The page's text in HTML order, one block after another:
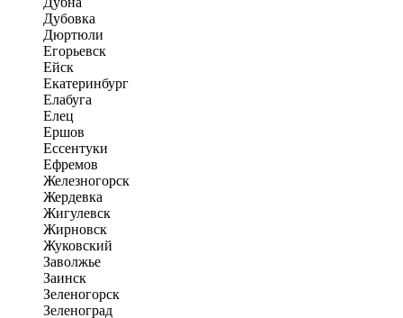
Дубовка
Дюртюли
Егорьевск
Ейск
Екатеринбург
Елабуга
Елец
Ершов
Ессентуки
Ефремов
Железногорск
Жердевка
Жигулевск
Жирновск
Жуковский
Заволжье
Заинск
Зеленогорск
Зеленоград